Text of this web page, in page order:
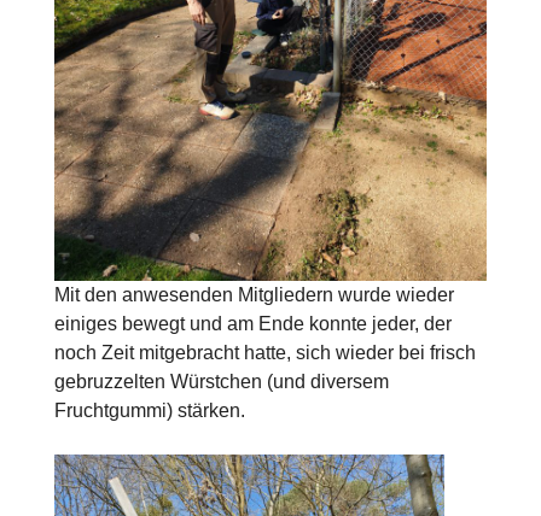
Mit den anwesenden Mitgliedern wurde wieder
einiges bewegt und am Ende konnte jeder, der
noch Zeit mitgebracht hatte, sich wieder bei frisch
gebruzzelten Würstchen (und diversem
Fruchtgummi) stärken.